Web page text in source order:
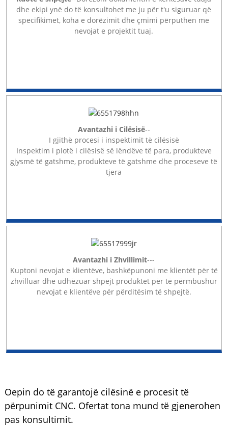
dhe ekipi ynë do të konsultohet me ju për t'u siguruar që
specifikimet, koha e dorëzimit dhe çmimi përputhen me
nevojat e projektit tuaj.
Avantazhi i Cilësisë--
I gjithë procesi i inspektimit të cilësisë
Inspektim i plotë i cilësisë së lëndëve të para, produkteve
gjysmë të gatshme, produkteve të gatshme dhe proceseve të
tjera
Avantazhi i Zhvillimit---
Kuptoni nevojat e klientëve, bashkëpunoni me klientët për të
zhvilluar dhe udhëzuar shpejt produktet për të përmbushur
nevojat e klientëve për përditësim të shpejtë.
Oepin do të garantojë cilësinë e procesit të
përpunimit CNC. Ofertat tona mund të gjenerohen
pas konsultimit.